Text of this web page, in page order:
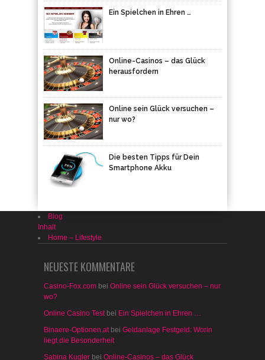
Ein Spielchen in Ehren …
Online-Casinos – das Glück
herausfordern
Online sein Glück versuchen –
nur wo?
Die besten Tipps für Dein
Smartphone Akku
Blog
Inhalt
Home – Lifestyle
NEUESTE KOMMENTARE
Casino-Fox.com bei Online sein Glück versuchen – nur
wo?
Online Casino Testbei Ein Spielchen in Ehren …
Binaere-Optionen.atbei Geldanlage Festgeld: Worin
liegt die Besonderheit
Sabina Kugler bei Online-Casinos – das Glück